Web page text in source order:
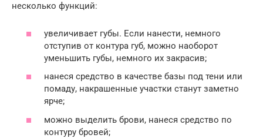
несколько функций:
увеличивает губы. Если нанести, немного
отступив от контура губ, можно наоборот
уменьшить губы, немного их закрасив;
нанеся средство в качестве базы под тени или
помаду, накрашенные участки станут заметно
ярче;
можно выделить брови, нанеся средство по
контуру бровей;